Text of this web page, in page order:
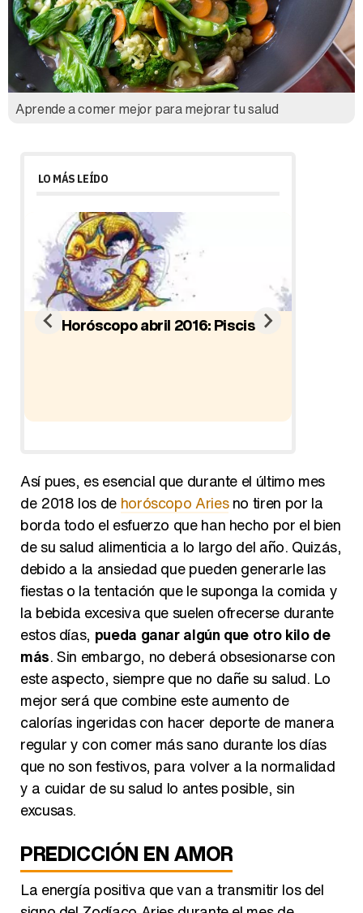
Aprende a comer mejor para mejorar tu salud
LO MÁS LEÍDO
Horóscopo abril 2016: Piscis
Así pues, es esencial que durante el último mes
de 2018 los de horóscopo Ariesno tiren por la
borda todo el esfuerzo que han hecho por el bien
de su salud alimenticia a lo largo del año. Quizás,
debido a la ansiedad que pueden generarle las
fiestas o la tentación que le suponga la comida y
la bebida excesiva que suelen ofrecerse durante
estos días, pueda ganar algún que otro kilo de
más. Sin embargo, no deberá obsesionarse con
este aspecto, siempre que no dañe su salud. Lo
mejor será que combine este aumento de
calorías ingeridas con hacer deporte de manera
regular y con comer más sano durante los días
que no son festivos, para volver a la normalidad
y a cuidar de su salud lo antes posible, sin
excusas.
PREDICCIÓN EN AMOR
La energía positiva que van a transmitir los del